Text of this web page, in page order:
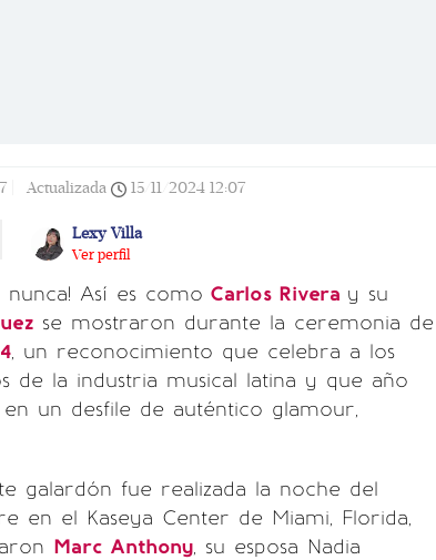
Actualizada 15/11/2024 12:07
Lexy Villa
Ver perfil
nunca! Así es como Carlos Rivera y su
se mostraron durante la ceremonia de
, un reconocimiento que celebra a los
de la industria musical latina y que año
un desfile de auténtico glamour,
galardón fue realizada la noche del
en el Kaseya Center de Miami, Florida,
Marc Anthony, su esposa Nadia